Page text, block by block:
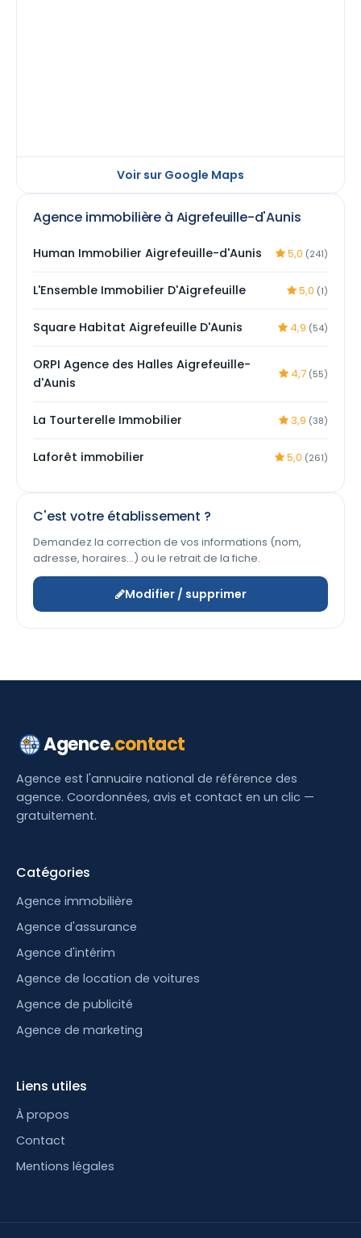
Voir sur Google Maps
Agence immobilière à Aigrefeuille-d'Aunis
Human Immobilier Aigrefeuille-d'Aunis 5,0 (241)
L'Ensemble Immobilier D'Aigrefeuille 5,0 (1)
Square Habitat Aigrefeuille D'Aunis 4,9 (54)
ORPI Agence des Halles Aigrefeuille-
d'Aunis
4,7 (55)
La Tourterelle Immobilier 3,9 (38)
Laforêt immobilier 5,0 (261)
C'est votre établissement ?
Demandez la correction de vos informations (nom,
adresse, horaires…) ou le retrait de la fiche.
Modifier / supprimer
Agence.contact
Agence est l'annuaire national de référence des
agence. Coordonnées, avis et contact en un clic —
gratuitement.
Catégories
Agence immobilière
Agence d'assurance
Agence d'intérim
Agence de location de voitures
Agence de publicité
Agence de marketing
Liens utiles
À propos
Contact
Mentions légales